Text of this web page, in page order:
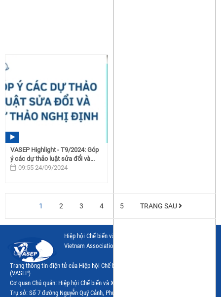
VASEP Highlight - T9/2024: Góp
ý các dự thảo luật sửa đổi và...
09:55 24/09/2024
1 2 3 4 5 TRANG SAU
Hiệp hội Chế biến và Xuất khẩu Thuỷ sản Việt Nam
Vietnam Association of Seafood Exporters and Producers
Trang thông tin điện tử của Hiệp hội Chế biến và Xuất khẩu Thủy sản Việt Nam
(VASEP)
Cơ quan Chủ quản: Hiệp hội Chế biến và Xuất khẩu Thủy sản Việt Nam (VASEP)
Trụ sở: Số 7 đường Nguyễn Quý Cảnh, Phường Bình Trưng, Tp.Hồ Chí Minh